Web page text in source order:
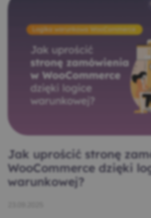
Jak uprościć stronę
WooCommerce dzięki
warunkowej?